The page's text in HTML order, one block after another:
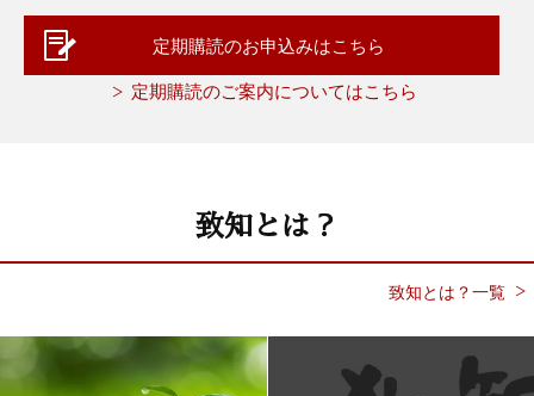
定期購読のお申込みはこちら
定期購読のご案内についてはこちら
致知とは？
致知とは？一覧